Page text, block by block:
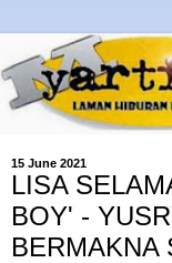
15 June 2021
LISA
BOY' -
BERMAKNA